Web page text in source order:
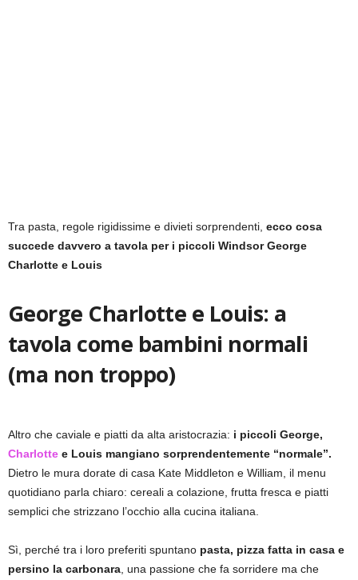
Tra pasta, regole rigidissime e divieti sorprendenti, ecco cosa
succede davvero a tavola per i piccoli Windsor George
Charlotte e Louis
George Charlotte e Louis: a
tavola come bambini normali
(ma non troppo)
Altro che caviale e piatti da alta aristocrazia: i piccoli George,
Charlotte e Louis mangiano sorprendentemente “normale”.
Dietro le mura dorate di casa Kate Middleton e William, il menu
quotidiano parla chiaro: cereali a colazione, frutta fresca e piatti
semplici che strizzano l’occhio alla cucina italiana.
Sì, perché tra i loro preferiti spuntano pasta, pizza fatta in casa e
persino la carbonara , una passione che fa sorridere ma che